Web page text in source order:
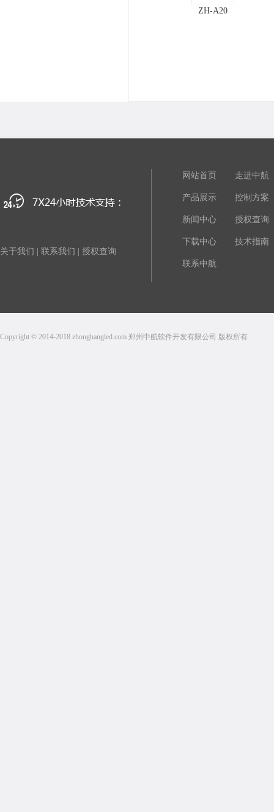
ZH-A20
关于我们 联系我们 授权查询
网站首页 走进中航
产品展示 控制方案
新闻中心 授权查询
下载中心 技术指南
联系中航
Copyright © 2014-2018 zhonghangled.com 郑州中航软件开发有限公司 版权所有